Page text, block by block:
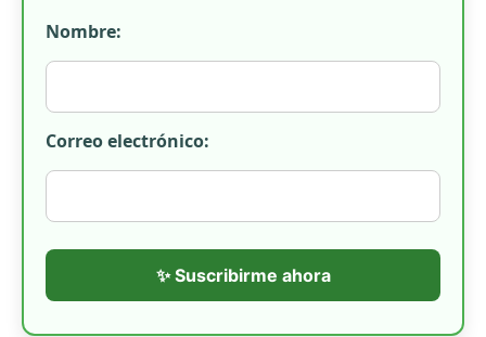
Nombre:
Correo electrónico:
✨ Suscribirme ahora